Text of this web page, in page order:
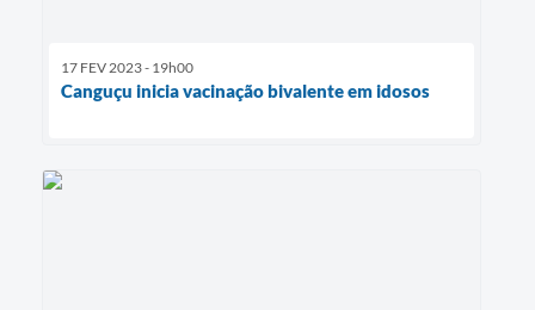
17 FEV 2023 - 19h00
Canguçu inicia vacinação bivalente em idosos